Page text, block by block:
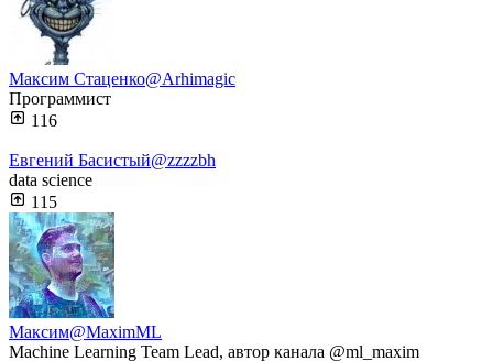
Максим Стаценко@Arhimagic
Программист
116
Евгений Басистый@zzzzbh
data science
115
Максим@MaximML
Machine Learning Team Lead, автор канала @ml_maxim